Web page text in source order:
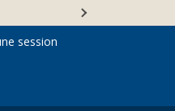
session